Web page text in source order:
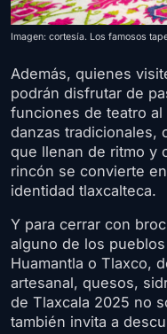
Imagen: cortesía. Los famosos
Además, quienes
podrán disfrutar de
funciones de teatro
danzas tradicionales,
que llenan de ritmo y
rincón se convierte
identidad tlaxcalteca.
Y para cerrar con
alguno de los
Huamantla o Tlaxco,
artesanal, quesos,
de Tlaxcala 2025 no
también invita a